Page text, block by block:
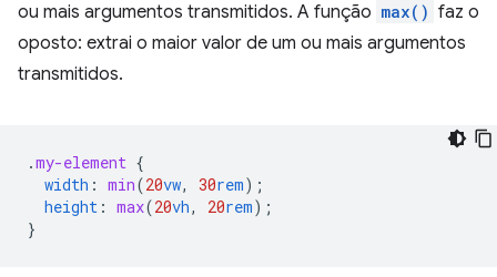
ou mais argumentos transmitidos. A função max() faz o
oposto: extrai o maior valor de um ou mais argumentos
transmitidos.
.my-element {
width : min(20vw, 30rem);
height : max(20vh, 20rem);
}